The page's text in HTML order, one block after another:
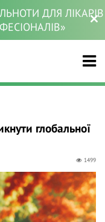
ДЛЯ ЛІКАРІВ
глобальної
1499